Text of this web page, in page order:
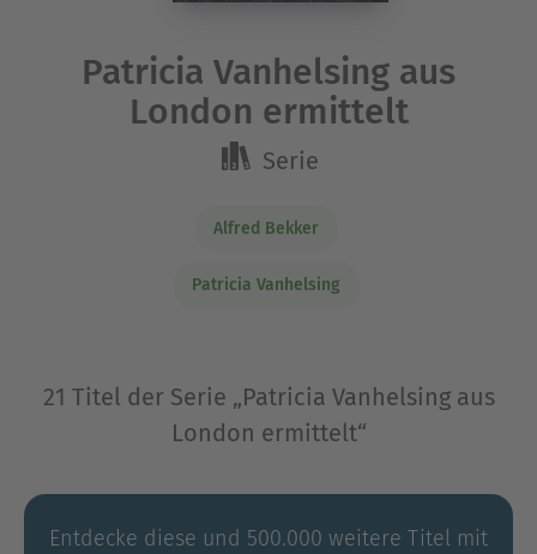
Patricia Vanhelsing aus
London ermittelt
Serie
Alfred Bekker
Patricia Vanhelsing
21 Titel der Serie „Patricia Vanhelsing aus
London ermittelt“
Entdecke diese und 500.000 weitere Titel mit